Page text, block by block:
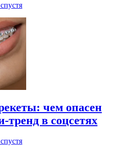
чем опасен
в соцсетях